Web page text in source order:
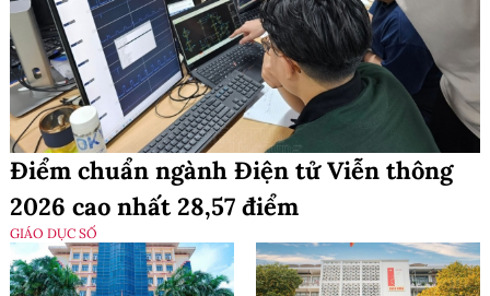
Điểm chuẩn ngành Điện tử Viễn thông
2026 cao nhất 28,57 điểm
GIÁO DỤC SỐ